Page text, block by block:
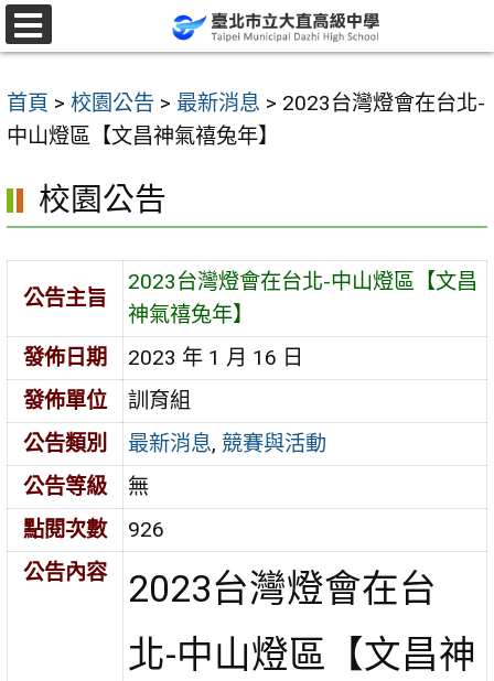
跳
至
要
內
區
首頁 > 校園公告 > 最新消息 > 2023台灣燈會在台北-
中山燈區【文昌神氣禧兔年】
校園公告
公告主旨
2023台灣燈會在台北-中山燈區【文昌
神氣禧兔年】
發佈日期
2023 年 1 月 16 日
發佈單位
訓育組
公告類別
最新消息, 競賽與活動
公告等級
無
點閱次數
926
公告內容
2023台灣燈會在台
北-中山燈區【文昌神
選
單